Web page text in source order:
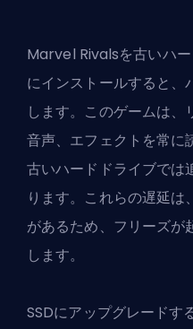
Marvel Rivalsを古いハ
にインストールすると、
します。このゲームは、
音声、エフェクトを常に
古いハードドライブでは
ります。これらの遅延
があるため、フリーズが
します。
SSDにアップグレードす